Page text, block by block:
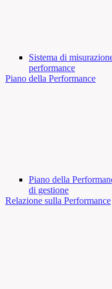
Sistema di
performance
Piano della Performance
Piano della
di gestione
Relazione sulla Performance